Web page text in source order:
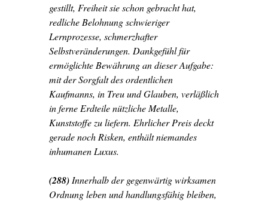
gestillt, Freiheit sie schon gebracht hat,
redliche Belohnung schwieriger
Lernprozesse, schmerzhafter
Selbstveränderungen. Dankgefühl für
ermöglichte Bewährung an dieser Aufgabe:
mit der Sorgfalt des ordentlichen
Kaufmanns, in Treu und Glauben, verläßlich
in ferne Erdteile nützliche Metalle,
Kunststoffe zu liefern. Ehrlicher Preis deckt
gerade noch Risken, enthält niemandes
inhumanen Luxus.
(288) Innerhalb der gegenwärtig wirksamen
Ordnung leben und handlungsfähig bleiben,